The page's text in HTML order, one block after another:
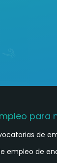
para
de
empleo de